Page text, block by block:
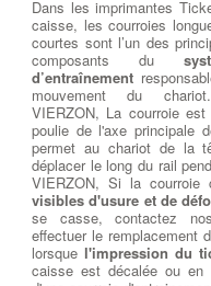
Dans les imprimantes
caisse, les courroies
courtes sont l’un des
composants du
d’entraînement
mouvement du
VIERZON, La courroie
poulie de l'axe principale
permet au chariot de la
déplacer le long du rail
VIERZON, Si la courroie
visibles d'usure et de
se casse, contactez
effectuer le remplacement
lorsque l'impression du
caisse est décalée ou en